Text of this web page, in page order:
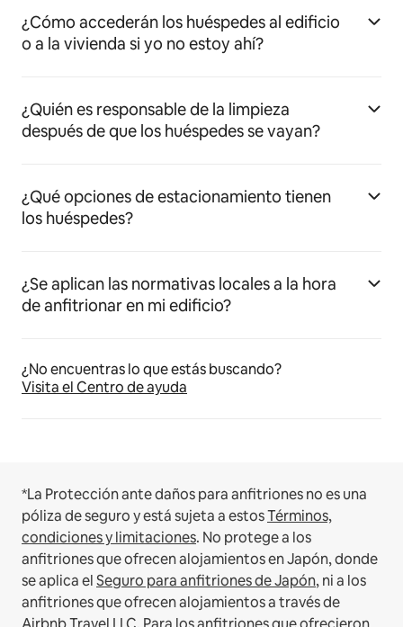
¿Cómo accederán los huéspedes al edificio
o a la vivienda si yo no estoy ahí?
¿Quién es responsable de la limpieza
después de que los huéspedes se vayan?
¿Qué opciones de estacionamiento tienen
los huéspedes?
¿Se aplican las normativas locales a la hora
de anfitrionar en mi edificio?
¿No encuentras lo que estás buscando?
Visita el Centro de ayuda
*La Protección ante daños para anfitriones no es una
póliza de seguro y está sujeta a estosTérminos,
condiciones y limitaciones. No protege a los
anfitriones que ofrecen alojamientos en Japón, donde
se aplica elSeguro para anfitriones de Japón, ni a los
anfitriones que ofrecen alojamientos a través de